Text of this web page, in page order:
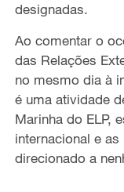
designadas.
Ao comentar o
das Relações
no mesmo dia à
é uma atividade
Marinha do ELP,
internacional e
direcionado a